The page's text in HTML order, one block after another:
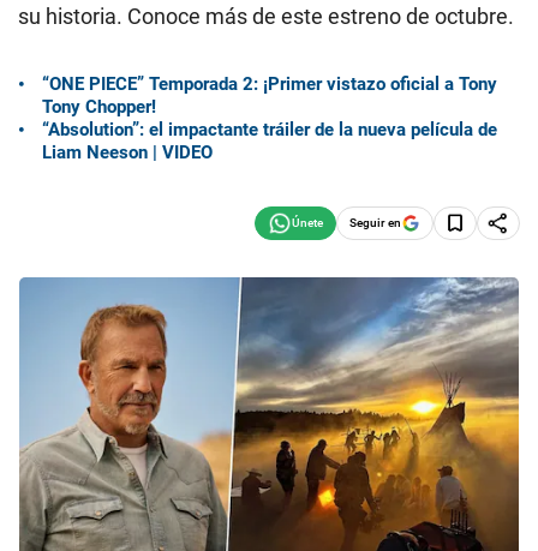
su historia. Conoce más de este estreno de octubre.
“ONE PIECE” Temporada 2: ¡Primer vistazo oficial a Tony
Tony Chopper!
“Absolution”: el impactante tráiler de la nueva película de
Liam Neeson | VIDEO
Seguir en